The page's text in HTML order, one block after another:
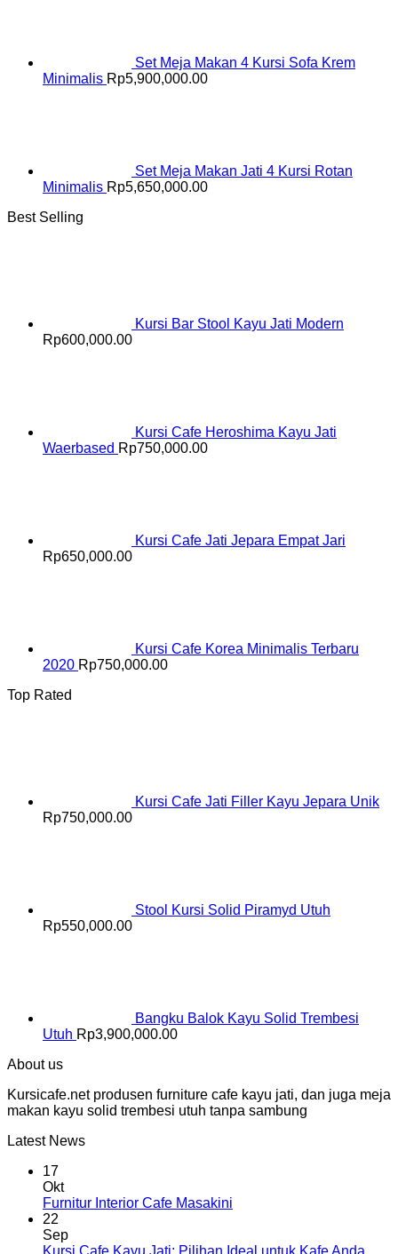
Set Meja Makan 4 Kursi Sofa Krem
Minimalis Rp5,900,000.00
Set Meja Makan Jati 4 Kursi Rotan
Minimalis Rp5,650,000.00
Best Selling
Kursi Bar Stool Kayu Jati Modern
Rp600,000.00
Kursi Cafe Heroshima Kayu Jati
Waerbased Rp750,000.00
Kursi Cafe Jati Jepara Empat Jari
Rp650,000.00
Kursi Cafe Korea Minimalis Terbaru
2020 Rp750,000.00
Top Rated
Kursi Cafe Jati Filler Kayu Jepara Unik
Rp750,000.00
Stool Kursi Solid Piramyd Utuh
Rp550,000.00
Bangku Balok Kayu Solid Trembesi
Utuh Rp3,900,000.00
About us
Kursicafe.net produsen furniture cafe kayu jati, dan juga meja
makan kayu solid trembesi utuh tanpa sambung
Latest News
17
Okt
Furnitur Interior Cafe Masakini
22
Sep